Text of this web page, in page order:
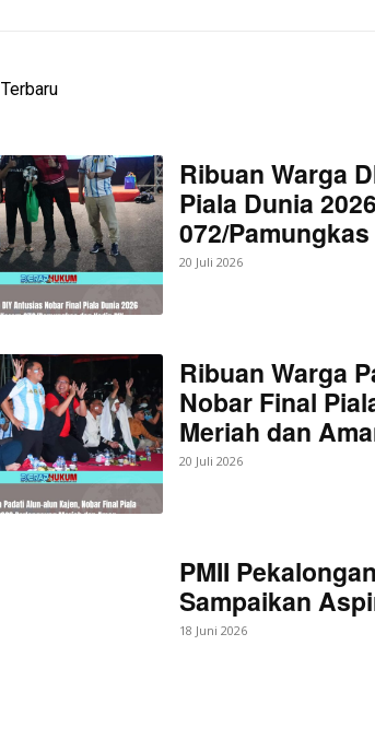
Bagikan Artikel
Berita Lainnya Modus Kuasai HP Istri
di Indramayu
Ribuan Warga
Piala Dunia
072/
20 Juli 2026
Ribuan Warga
Nobar Final
Meriah dan
20 Juli 2026
PMII
Sampaikan
18 Juni 2026